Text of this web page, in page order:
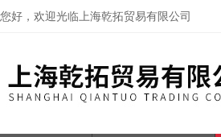
您好，欢迎光临上海乾拓贸易有限公司